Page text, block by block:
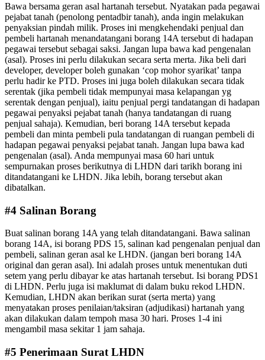
Bawa bersama geran asal hartanah tersebut. Nyatakan pada pegawai
pejabat tanah (penolong pentadbir tanah), anda ingin melakukan
penyaksian pindah milik. Proses ini mengkehendaki penjual dan
pembeli hartanah menandatangani borang 14A tersebut di hadapan
pegawai tersebut sebagai saksi. Jangan lupa bawa kad pengenalan
(asal). Proses ini perlu dilakukan secara serta merta. Jika beli dari
developer, developer boleh gunakan ‘cop mohor syarikat’ tanpa
perlu hadir ke PTD. Proses ini juga boleh dilakukan secara tidak
serentak (jika pembeli tidak mempunyai masa kelapangan yg
serentak dengan penjual), iaitu penjual pergi tandatangan di hadapan
pegawai penyaksi pejabat tanah (hanya tandatangan di ruang
penjual sahaja). Kemudian, beri borang 14A tersebut kepada
pembeli dan minta pembeli pula tandatangan di ruangan pembeli di
hadapan pegawai penyaksi pejabat tanah. Jangan lupa bawa kad
pengenalan (asal). Anda mempunyai masa 60 hari untuk
sempurnakan proses berikutnya di LHDN dari tarikh borang ini
ditandatangani ke LHDN. Jika lebih, borang tersebut akan
dibatalkan.
#4 Salinan Borang
Buat salinan borang 14A yang telah ditandatangani. Bawa salinan
borang 14A, isi borang PDS 15, salinan kad pengenalan penjual dan
pembeli, salinan geran asal ke LHDN. (jangan beri borang 14A
original dan geran asal). Ini adalah proses untuk menentukan duti
setem yang perlu dibayar ke atas hartanah tersebut. Isi borang PDS1
di LHDN. Perlu juga isi maklumat di dalam buku rekod LHDN.
Kemudian, LHDN akan berikan surat (serta merta) yang
menyatakan proses penilaian/taksiran (adjudikasi) hartanah yang
akan dilakukan dalam tempoh masa 30 hari. Proses 1-4 ini
mengambil masa sekitar 1 jam sahaja.
#5 Penerimaan Surat LHDN